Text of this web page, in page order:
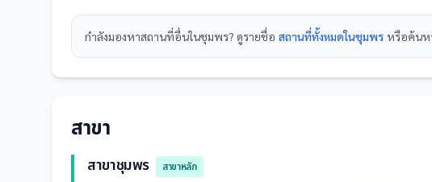
กำลังมองหาสถานที่อื่นในชุมพร? ดูรายชื่อ สถานที่ทั้งหมดในชุมพร หรือค้นห
สาขา
สาขาชุมพร
สาขาหลัก